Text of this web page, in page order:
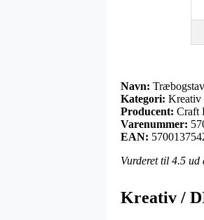
Navn:
Kategori: Kreativ
Producent: Craft
Varenummer:
EAN:
Vurderet til 4.5 ud
Kreativ /